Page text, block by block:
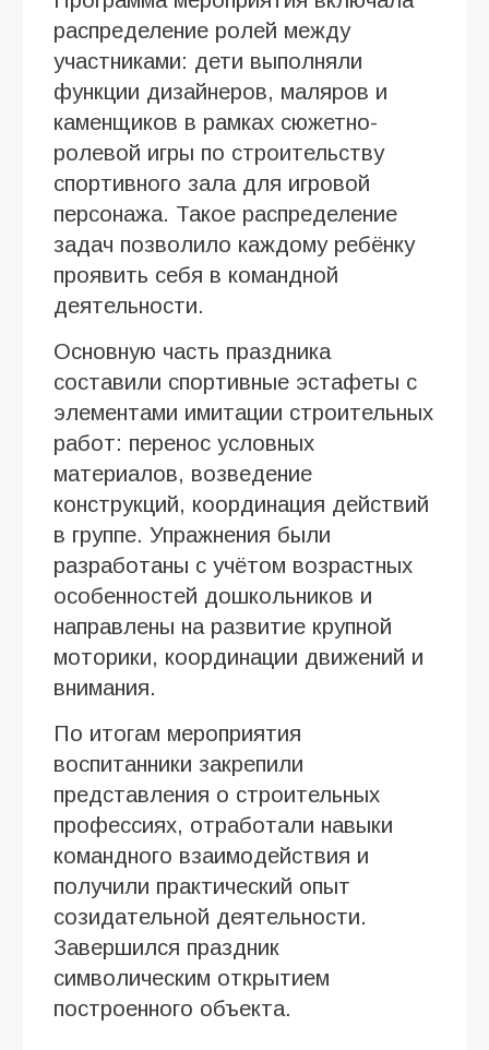
распределение ролей между
участниками: дети выполняли
функции дизайнеров, маляров и
каменщиков в рамках сюжетно-
ролевой игры по строительству
спортивного зала для игровой
персонажа. Такое распределение
задач позволило каждому ребёнку
проявить себя в командной
деятельности.
Основную часть праздника
составили спортивные эстафеты с
элементами имитации строительных
работ: перенос условных
материалов, возведение
конструкций, координация действий
в группе. Упражнения были
разработаны с учётом возрастных
особенностей дошкольников и
направлены на развитие крупной
моторики, координации движений и
внимания.
По итогам мероприятия
воспитанники закрепили
представления о строительных
профессиях, отработали навыки
командного взаимодействия и
получили практический опыт
созидательной деятельности.
Завершился праздник
символическим открытием
построенного объекта.